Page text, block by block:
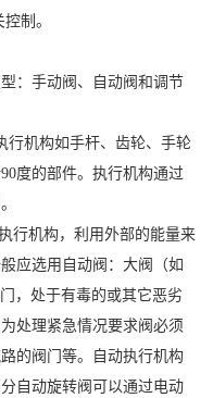
制。
：手动阀、自动阀和调节
行机构如手杆、齿轮、手轮
度的部件。执行机构通过
行机构，利用外部的能量来
应选用自动阀：大阀（如
，处于有毒的或其它恶劣
处理紧急情况要求阀必须
的阀门等。自动执行机构
自动旋转阀可以通过电动